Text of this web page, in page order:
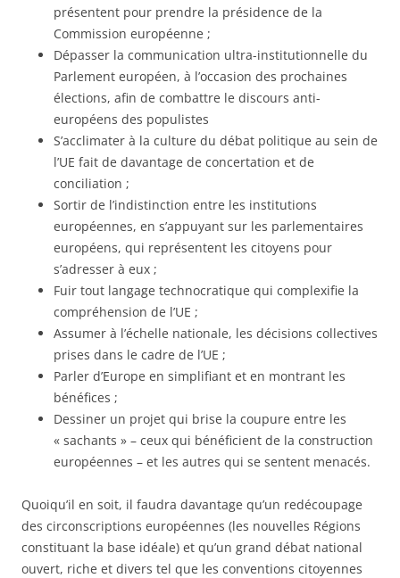
présentent pour prendre la présidence de la
Commission européenne ;
Dépasser la communication ultra-institutionnelle du
Parlement européen, à l’occasion des prochaines
élections, afin de combattre le discours anti-
européens des populistes
S’acclimater à la culture du débat politique au sein de
l’UE fait de davantage de concertation et de
conciliation ;
Sortir de l’indistinction entre les institutions
européennes, en s’appuyant sur les parlementaires
européens, qui représentent les citoyens pour
s’adresser à eux ;
Fuir tout langage technocratique qui complexifie la
compréhension de l’UE ;
Assumer à l’échelle nationale, les décisions collectives
prises dans le cadre de l’UE ;
Parler d’Europe en simplifiant et en montrant les
bénéfices ;
Dessiner un projet qui brise la coupure entre les
« sachants » – ceux qui bénéficient de la construction
européennes – et les autres qui se sentent menacés.
Quoiqu’il en soit, il faudra davantage qu’un redécoupage
des circonscriptions européennes (les nouvelles Régions
constituant la base idéale) et qu’un grand débat national
ouvert, riche et divers tel que les conventions citoyennes